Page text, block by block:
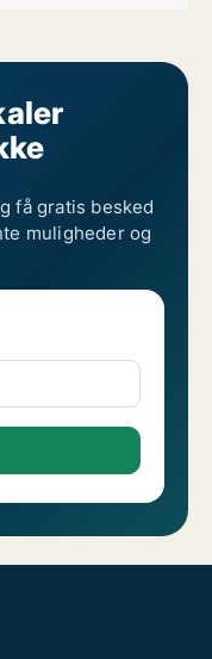
få gratis besked
muligheder og